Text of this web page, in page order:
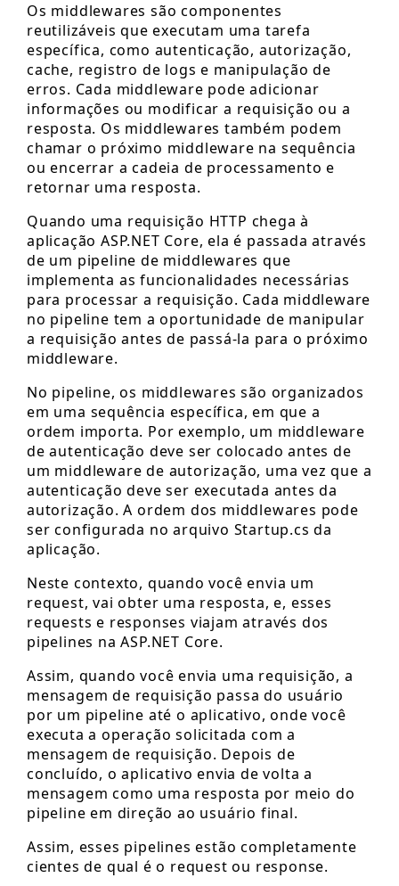
Os middlewares são componentes
reutilizáveis que executam uma tarefa
específica, como autenticação, autorização,
cache, registro de logs e manipulação de
erros. Cada middleware pode adicionar
informações ou modificar a requisição ou a
resposta. Os middlewares também podem
chamar o próximo middleware na sequência
ou encerrar a cadeia de processamento e
retornar uma resposta.
Quando uma requisição HTTP chega à
aplicação ASP.NET Core, ela é passada através
de um pipeline de middlewares que
implementa as funcionalidades necessárias
para processar a requisição. Cada middleware
no pipeline tem a oportunidade de manipular
a requisição antes de passá-la para o próximo
middleware.
No pipeline, os middlewares são organizados
em uma sequência específica, em que a
ordem importa. Por exemplo, um middleware
de autenticação deve ser colocado antes de
um middleware de autorização, uma vez que a
autenticação deve ser executada antes da
autorização. A ordem dos middlewares pode
ser configurada no arquivo Startup.cs da
aplicação.
Neste contexto, quando você envia um
request, vai obter uma resposta, e, esses
requests e responses viajam através dos
pipelines na ASP.NET Core.
Assim, quando você envia uma requisição, a
mensagem de requisição passa do usuário
por um pipeline até o aplicativo, onde você
executa a operação solicitada com a
mensagem de requisição. Depois de
concluído, o aplicativo envia de volta a
mensagem como uma resposta por meio do
pipeline em direção ao usuário final.
Assim, esses pipelines estão completamente
cientes de qual é o request ou response.